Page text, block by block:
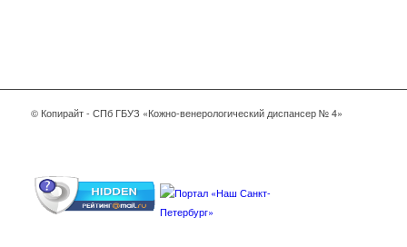
© Копирайт - СПб ГБУЗ «Кожно-венерологический диспансер № 4»